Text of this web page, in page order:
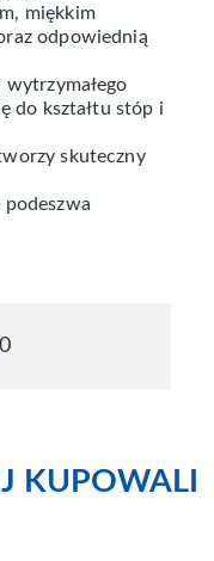
miękkim
odpowiednią
wytrzymałego
do kształtu stóp i
skuteczny
podeszwa
KUPOWALI